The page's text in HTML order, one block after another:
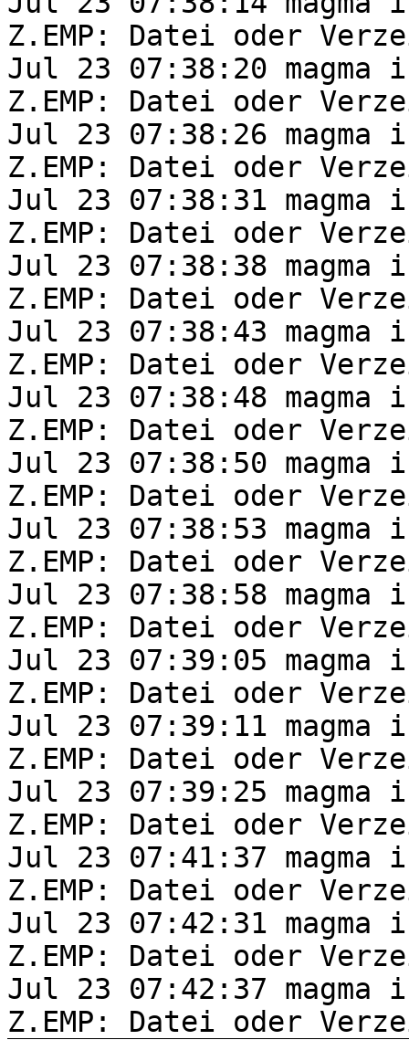
Z.EMP: Datei oder
Jul 23 07:38:20
Z.EMP: Datei oder
Jul 23 07:38:26
Z.EMP: Datei oder
Jul 23 07:38:31
Z.EMP: Datei oder
Jul 23 07:38:38
Z.EMP: Datei oder
Jul 23 07:38:43
Z.EMP: Datei oder
Jul 23 07:38:48
Z.EMP: Datei oder
Jul 23 07:38:50
Z.EMP: Datei oder
Jul 23 07:38:53
Z.EMP: Datei oder
Jul 23 07:38:58
Z.EMP: Datei oder
Jul 23 07:39:05
Z.EMP: Datei oder
Jul 23 07:39:11
Z.EMP: Datei oder
Jul 23 07:39:25
Z.EMP: Datei oder
Jul 23 07:41:37
Z.EMP: Datei oder
Jul 23 07:42:31
Z.EMP: Datei oder
Jul 23 07:42:37
Z.EMP: Datei oder